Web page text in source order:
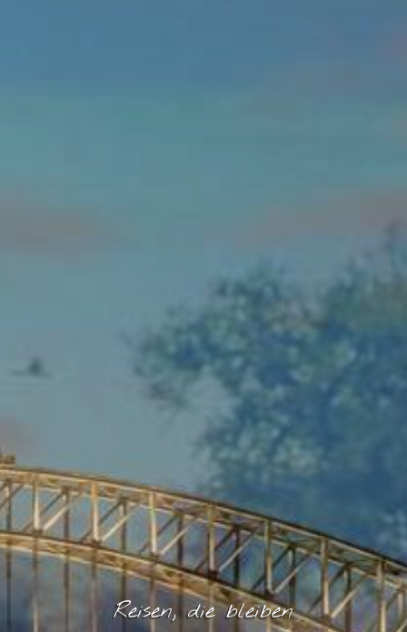
Reisen, die bleiben